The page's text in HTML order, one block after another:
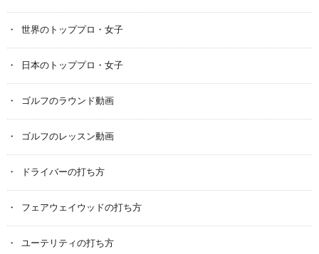
世界のトッププロ・女子
日本のトッププロ・女子
ゴルフのラウンド動画
ゴルフのレッスン動画
ドライバーの打ち方
フェアウェイウッドの打ち方
ユーテリティの打ち方